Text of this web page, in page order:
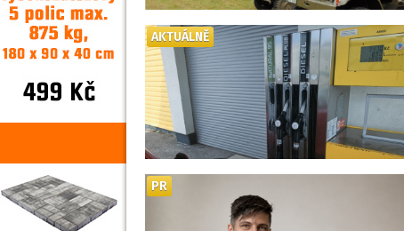
AKTUÁLNĚ
PR